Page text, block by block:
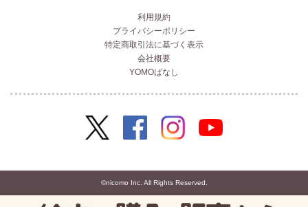
利用規約
プライバシーポリシー
特定商取引法に基づく表示
会社概要
YOMOばなし
©nicomo Inc. All Rights Reserved.